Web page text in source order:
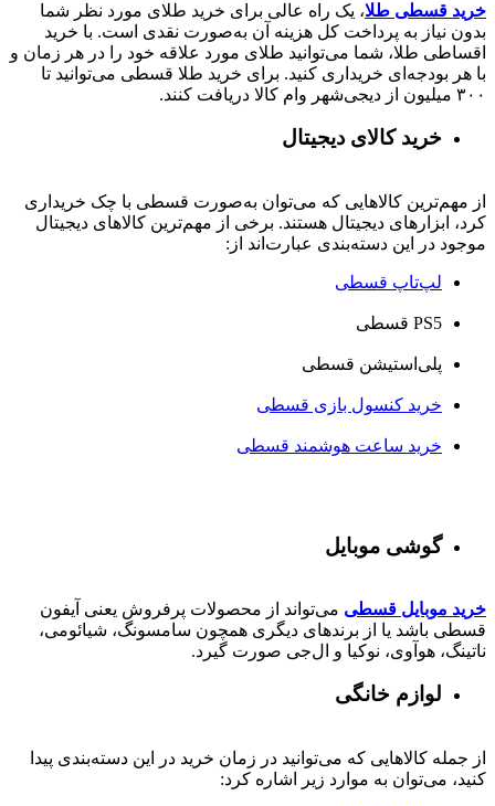
خرید قسطی طلا، یک راه عالی برای خرید طلای مورد نظر شما
بدون نیاز به پرداخت کل هزینه آن به‌صورت نقدی است. با خرید
اقساطی طلا، شما می‌توانید طلای مورد علاقه خود را در هر زمان و
با هر بودجه‌ای خریداری کنید. برای خرید طلا قسطی می‌توانید تا
۳۰۰ میلیون از دیجی‌شهر وام کالا دریافت کنند.
خرید کالای دیجیتال
از مهم‌ترین کالاهایی که می‌توان به‌صورت قسطی با چک خریداری
کرد، ابزارهای دیجیتال هستند. برخی از مهم‌ترین کالاهای دیجیتال
موجود در این دسته‌بندی عبارت‌اند از:
لپ‌تاپ قسطی
PS5 قسطی
پلی‌استیشن قسطی
خرید کنسول بازی قسطی
خرید ساعت هوشمند قسطی
گوشی موبایل
خرید موبایل قسطی می‌تواند از محصولات پرفروش یعنی آیفون
قسطی باشد یا از برندهای دیگری همچون سامسونگ، شیائومی،
ناتینگ، هوآوی، نوکیا و ال‌جی صورت گیرد.
لوازم خانگی
از جمله کالاهایی که می‌توانید در زمان خرید در این دسته‌بندی پیدا
کنید، می‌توان به موارد زیر اشاره کرد: